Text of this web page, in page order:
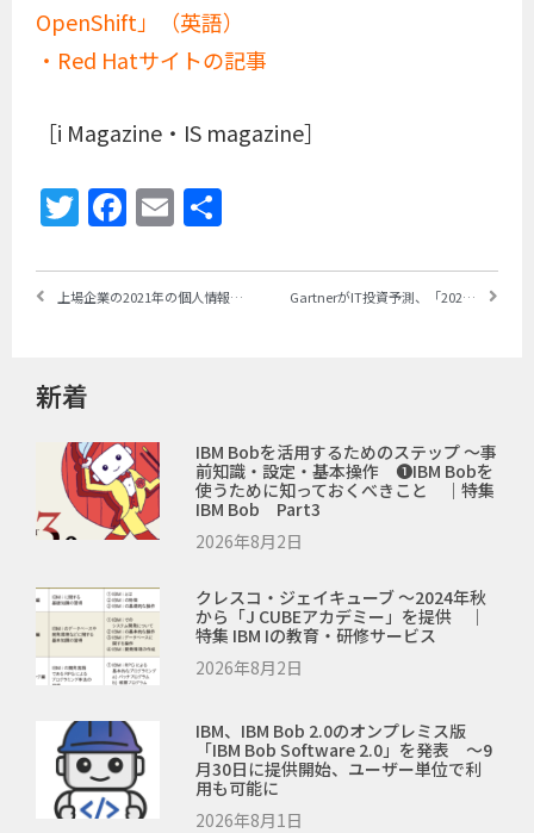
OpenShift」（英語）
・Red Hatサイトの記事
［i Magazine・IS magazine］
Twitter
Facebook
Email
上場企業の2021年の個人情報漏洩・紛失事故は過去最多、東証1部では97社 ～サイバー攻撃による漏洩件数は全体の80％。東京商工リサーチが調査 GartnerがIT投資予測、「2022年はCIOにとって未来が戻ってくる年」 ～2022年は全体5.1％増、SaaSとビジネス・テクノロジー・コンサルティングが大きく伸びる
新着
IBM Bobを活用するためのステップ ～事
前知識・設定・基本操作 ❶IBM Bobを
使うために知っておくべきこと ｜特集
IBM Bob Part3
2026年8月2日
クレスコ・ジェイキューブ ～2024年秋
から「J CUBEアカデミー」を提供 ｜
特集 IBM Iの教育・研修サービス
2026年8月2日
IBM、IBM Bob 2.0のオンプレミス版
「IBM Bob Software 2.0」を発表 ～9
月30日に提供開始、ユーザー単位で利
用も可能に
2026年8月1日